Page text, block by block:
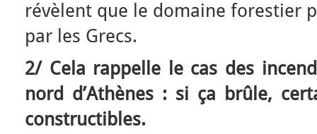
révèlent que le domaine forestier
par les Grecs.
2/ Cela rappelle le cas des
nord d’Athènes : si ça brûle,
constructibles.